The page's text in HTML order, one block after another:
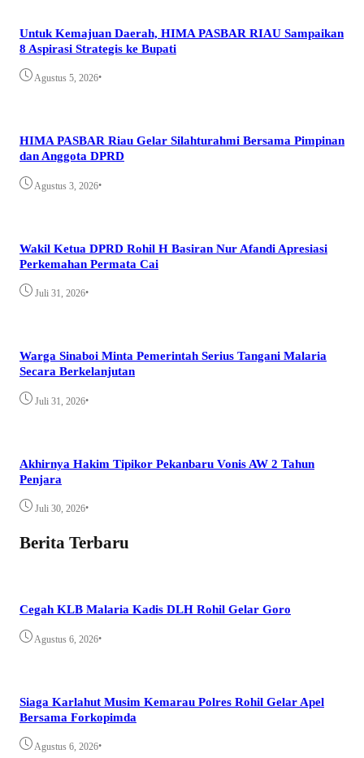
Untuk Kemajuan Daerah, HIMA PASBAR RIAU Sampaikan
8 Aspirasi Strategis ke Bupati
Agustus 5, 2026•
HIMA PASBAR Riau Gelar Silahturahmi Bersama Pimpinan
dan Anggota DPRD
Agustus 3, 2026•
Wakil Ketua DPRD Rohil H Basiran Nur Afandi Apresiasi
Perkemahan Permata Cai
Juli 31, 2026•
Warga Sinaboi Minta Pemerintah Serius Tangani Malaria
Secara Berkelanjutan
Juli 31, 2026•
Akhirnya Hakim Tipikor Pekanbaru Vonis AW 2 Tahun
Penjara
Juli 30, 2026•
Berita Terbaru
Cegah KLB Malaria Kadis DLH Rohil Gelar Goro
Agustus 6, 2026•
Siaga Karlahut Musim Kemarau Polres Rohil Gelar Apel
Bersama Forkopimda
Agustus 6, 2026•